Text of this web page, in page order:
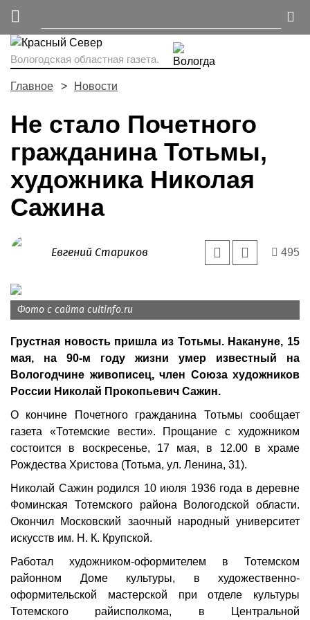
Вологодская областная газета.
Главное Новости
Не стало Почетного
гражданина Тотьмы,
художника Николая
Сажина
Евгений Стариков 495
Фото с сайта cultinfo.ru
Грустная новость пришла из Тотьмы. Накануне, 15
мая, на 90-м году жизни умер известный на
Вологодчине живописец, член Союза художников
России Николай Прокопьевич Сажин.
О кончине Почетного гражданина Тотьмы сообщает
газета «Тотемские вести». Прощание с художником
состоится в воскресенье, 17 мая, в 12.00 в храме
Рождества Христова (Тотьма, ул. Ленина, 31).
Николай Сажин родился 10 июля 1936 года в деревне
Фоминская Тотемского района Вологодской области.
Окончил Московский заочный народный университет
искусств им. Н. К. Крупской.
Работал художником-оформителем в Тотемском
районном Доме культуры, в художественно-
оформительской мастерской при отделе культуры
Тотемского райисполкома, в Центральной